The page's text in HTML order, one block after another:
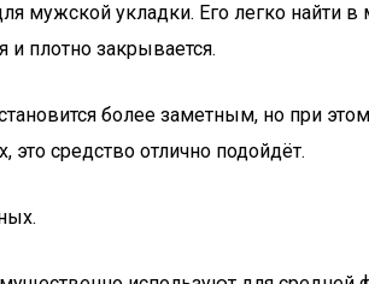
мужской укладки. Его легко найти в
и плотно закрывается.
более заметным, но при
средство отлично подойдёт.